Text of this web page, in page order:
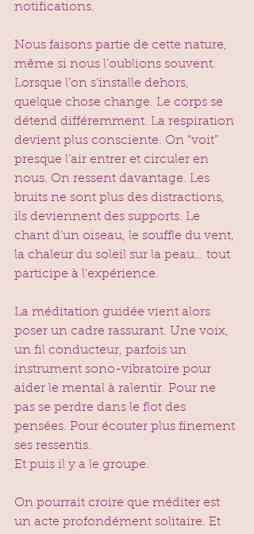
notifications.
Nous faisons partie de cette nature,
même si nous l’oublions souvent.
Lorsque l’on s’installe dehors,
quelque chose change. Le corps se
détend différemment. La respiration
devient plus consciente. On “voit”
presque l’air entrer et circuler en
nous. On ressent davantage. Les
bruits ne sont plus des distractions,
ils deviennent des supports. Le
chant d’un oiseau, le souffle du vent,
la chaleur du soleil sur la peau… tout
participe à l’expérience.
La méditation guidée vient alors
poser un cadre rassurant. Une voix,
un fil conducteur, parfois un
instrument sono-vibratoire pour
aider le mental à ralentir. Pour ne
pas se perdre dans le flot des
pensées. Pour écouter plus finement
ses ressentis.
Et puis il y a le groupe.
On pourrait croire que méditer est
un acte profondément solitaire. Et